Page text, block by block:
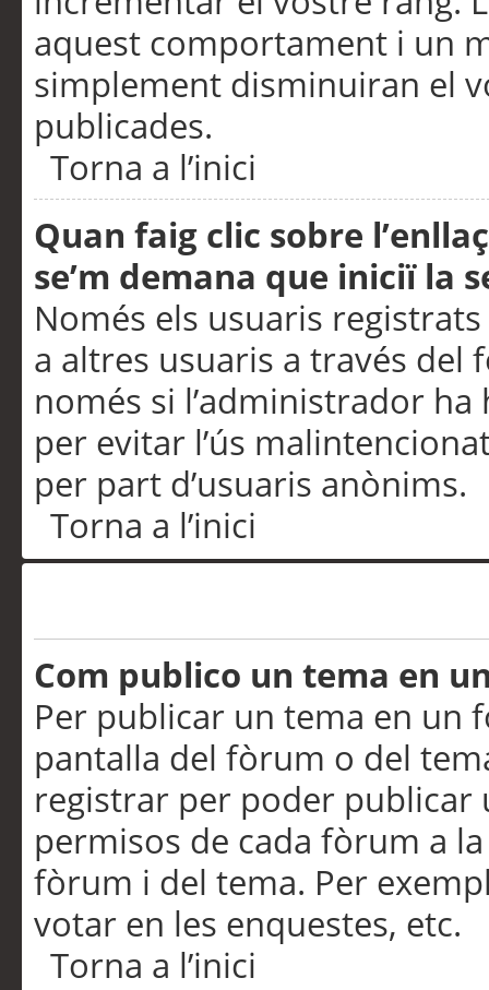
aquest comportament i un
simplement disminuiran el
publicades.
Torna a l’inici
Quan faig clic sobre
se’m demana que iniciï la
Només els usuaris
a altres usuaris a través
només si l’administrador
per evitar l’ús
per part d’usuaris anònims.
Torna a l’inici
Com publico un tema en
Per publicar un tema en un
pantalla del fòrum o del
registrar per poder publicar
permisos de cada fòrum a
fòrum i del tema. Per
votar en les enquestes, etc.
Torna a l’inici